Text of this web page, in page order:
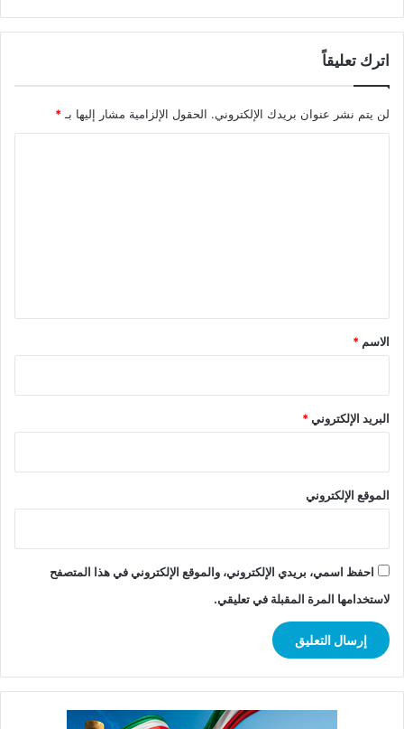
اترك تعليقاً
لن يتم نشر عنوان بريدك الإلكتروني. الحقول الإلزامية مشار إليها بـ *
*
الاسم *
البريد الإلكتروني*
الموقع الإلكتروني
احفظ اسمي، بريدي الإلكتروني، والموقع الإلكتروني في هذا المتصفح
لاستخدامها المرة المقبلة في تعليقي.